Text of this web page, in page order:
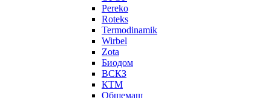
Pereko
Roteks
Termodinamik
Wirbel
Zota
Биодом
ВСКЗ
КТМ
Общемаш